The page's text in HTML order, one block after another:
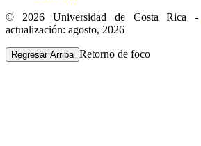
© 2026 Universidad de Costa Rica -
actualización: agosto, 2026
Regresar Arriba Retorno de foco